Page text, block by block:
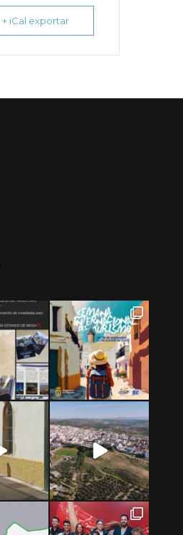
+ iCal exportar